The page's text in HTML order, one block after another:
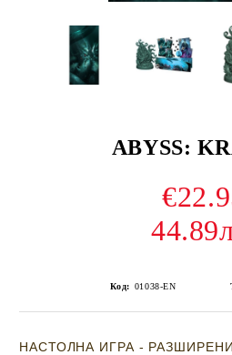
ABYSS:
Код: 01038-EN
НАСТОЛНА ИГРА -